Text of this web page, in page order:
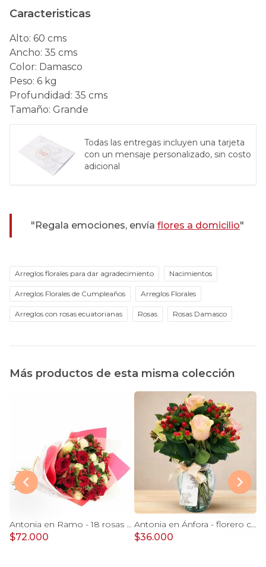
Caracteristicas
Alto: 60 cms
Ancho: 35 cms
Color: Damasco
Peso: 6 kg
Profundidad : 35 cms
Tamaño: Grande
Todas las entregas incluyen una tarjeta
con un mensaje personalizado, sin costo
adicional
"Regala emociones, envía flores a domicilio"
Arreglos florales para dar agradecimiento Nacimientos
Arreglos Florales de Cumpleaños Arreglos Florales
Arreglos con rosas ecuatorianas Rosas Rosas Damasco
Más productos de esta misma colección
Antonia en Ramo - 18 rosas mix blanco y rojo con hypericum
$72.000
Antonia en Ánfora - florero con 9 rosas damasco e hypericum
$36.000